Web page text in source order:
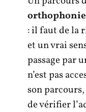
orthophonie
: il faut de la
et un vrai
passage par
n’est pas
son
de vérifier